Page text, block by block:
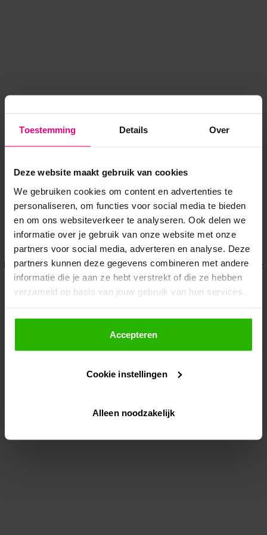
Toestemming Details Over
Deze website maakt gebruik van cookies
We gebruiken cookies om content en advertenties te
personaliseren, om functies voor social media te bieden
en om ons websiteverkeer te analyseren. Ook delen we
informatie over je gebruik van onze website met onze
partners voor social media, adverteren en analyse. Deze
partners kunnen deze gegevens combineren met andere
informatie die je aan ze hebt verstrekt of die ze hebben
verzameld op basis van jouw gebruik van hun services.
Als je op "Accepteer" klikt, dan geef je Voordeeluitjes.nl
toestemming om cookies voor social media en
gepersonaliseerde advertenties te plaatsen.
Lees hier meer over in onsprivacybeleid
Via "Cookie instellingen" kun je ook zelf instellen welke
Accepteren
Cookie instellingen
Alleen noodzakelijk
Application error: a client-side exception has occurred while
loadingwww.voordeeluitjes.nl (see the browser console for more
information).